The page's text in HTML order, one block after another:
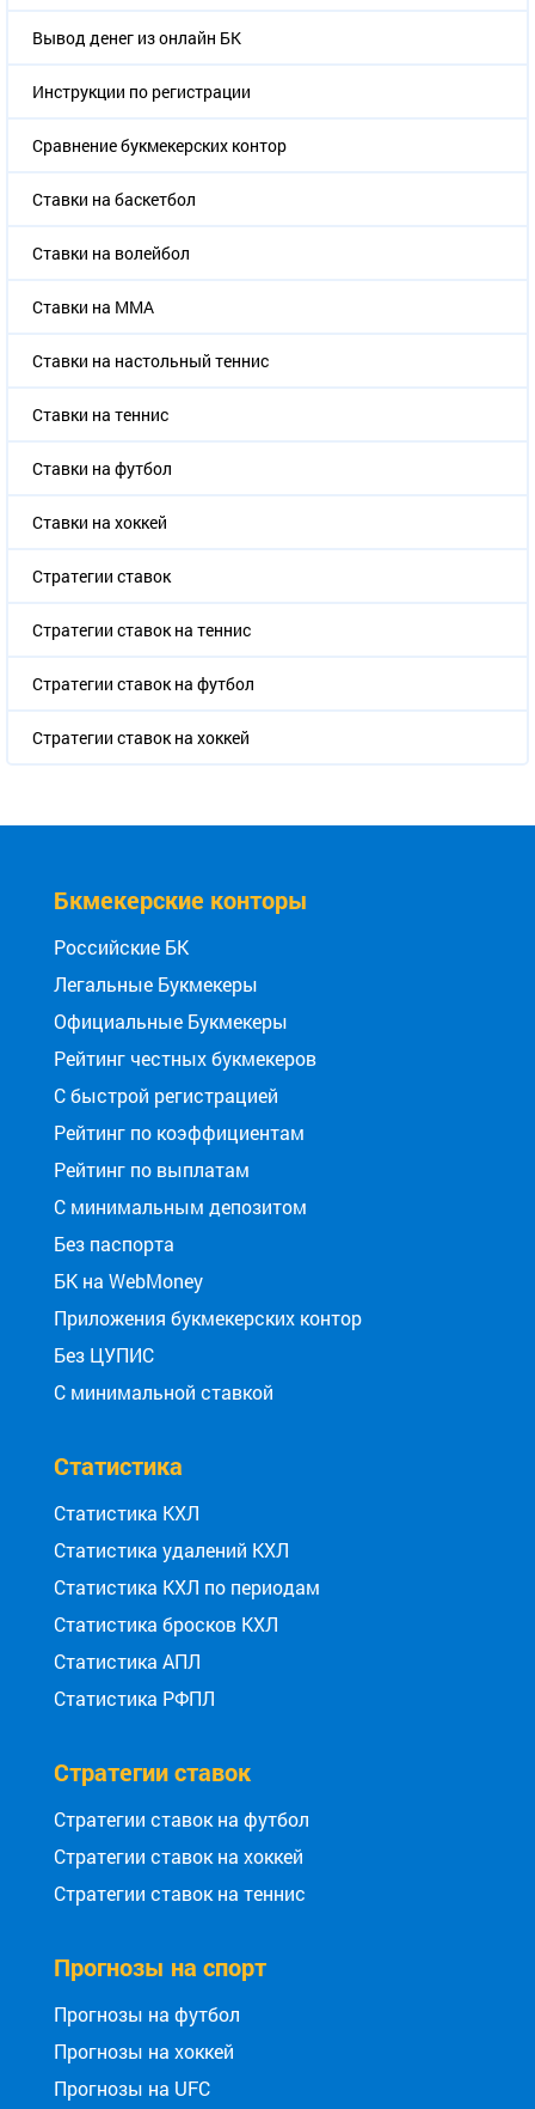
Вывод денег из онлайн БК
Инструкции по регистрации
Сравнение букмекерских контор
Ставки на баскетбол
Ставки на волейбол
Ставки на ММА
Ставки на настольный теннис
Ставки на теннис
Ставки на футбол
Ставки на хоккей
Стратегии ставок
Стратегии ставок на теннис
Стратегии ставок на футбол
Стратегии ставок на хоккей
Бкмекерские конторы
Российские БК
Легальные Букмекеры
Официальные Букмекеры
Рейтинг честных букмекеров
С быстрой регистрацией
Рейтинг по коэффициентам
Рейтинг по выплатам
С минимальным депозитом
Без паспорта
БК на WebMoney
Приложения букмекерских контор
Без ЦУПИС
С минимальной ставкой
Статистика
Статистика КХЛ
Статистика удалений КХЛ
Статистика КХЛ по периодам
Статистика бросков КХЛ
Статистика АПЛ
Статистика РФПЛ
Стратегии ставок
Стратегии ставок на футбол
Стратегии ставок на хоккей
Стратегии ставок на теннис
Прогнозы на спорт
Прогнозы на футбол
Прогнозы на хоккей
Прогнозы на UFC